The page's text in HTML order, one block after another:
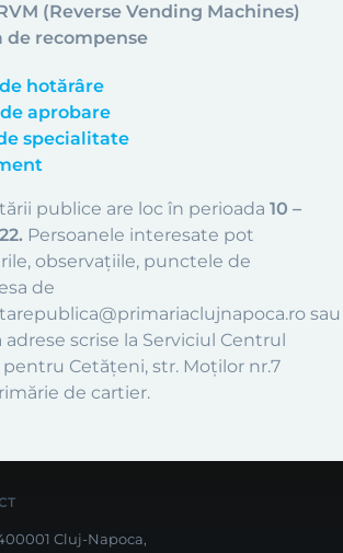
(Reverse Vending Machines)
de recompense
hotărâre
aprobare
specialitate
publice are loc în perioada 10 –
Persoanele interesate pot
observațiile, punctele de
de
sau
scrise la Serviciul Centrul
Cetățeni, str. Moților nr.7
de cartier.
Cluj-Napoca,